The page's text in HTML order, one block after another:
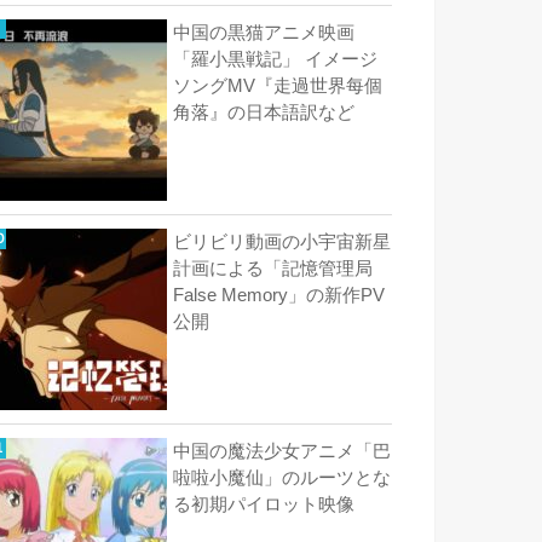
中国の黒猫アニメ映画
「羅小黒戦記」 イメージ
ソングMV『走過世界每個
角落』の日本語訳など
ビリビリ動画の小宇宙新星
計画による「記憶管理局
False Memory」の新作PV
公開
中国の魔法少女アニメ「巴
啦啦小魔仙」のルーツとな
る初期パイロット映像